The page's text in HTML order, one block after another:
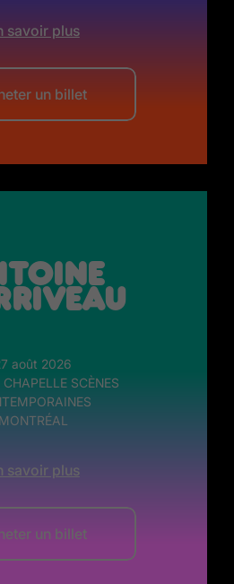
savoir plus
un billet
août 2026
SCÈNES
MONTRÉAL
savoir plus
un billet